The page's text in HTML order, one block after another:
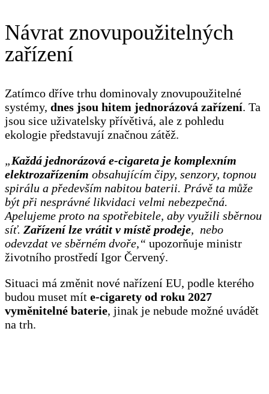
Návrat znovupoužitelných
zařízení
Zatímco dříve trhu dominovaly znovupoužitelné
systémy, dnes jsou hitem jednorázová zařízení. Ta
jsou sice uživatelsky přívětivá, ale z pohledu
ekologie představují značnou zátěž.
„Každá jednorázová e-cigareta je komplexním
elektrozařízením obsahujícím čipy, senzory, topnou
spirálu a především nabitou baterii. Právě ta může
být při nesprávné likvidaci velmi nebezpečná.
Apelujeme proto na spotřebitele, aby využili sběrnou
síť. Zařízení lze vrátit v místě prodeje, nebo
odevzdat ve sběrném dvoře,“ upozorňuje ministr
životního prostředí Igor Červený.
Situaci má změnit nové nařízení EU, podle kterého
budou muset mít e-cigarety od roku 2027
vyměnitelné baterie, jinak je nebude možné uvádět
na trh.